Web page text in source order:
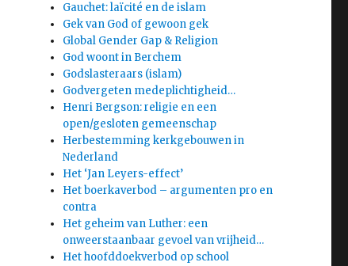
Gauchet: laïcité en de islam
Gek van God of gewoon gek
Global Gender Gap & Religion
God woont in Berchem
Godslasteraars (islam)
Godvergeten medeplichtigheid…
Henri Bergson: religie en een
open/gesloten gemeenschap
Herbestemming kerkgebouwen in
Nederland
Het ‘Jan Leyers-effect’
Het boerkaverbod – argumenten pro en
contra
Het geheim van Luther: een
onweerstaanbaar gevoel van vrijheid…
Het hoofddoekverbod op school